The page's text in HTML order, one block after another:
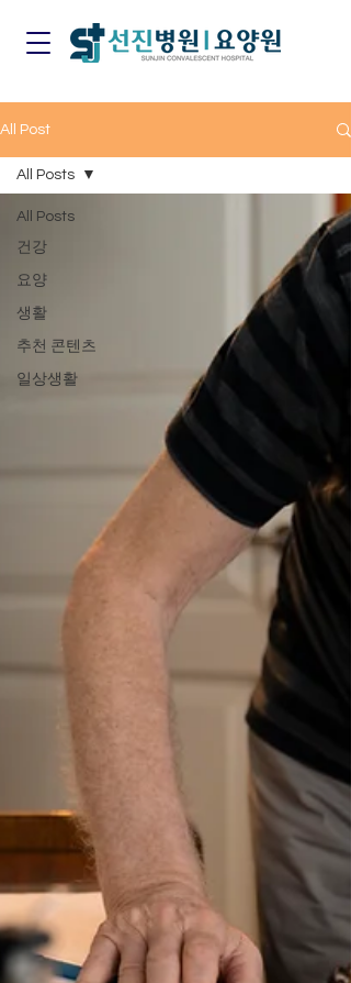
All Post
All Posts
건강
요양
생활
추천 콘텐츠
일상생활
All Posts